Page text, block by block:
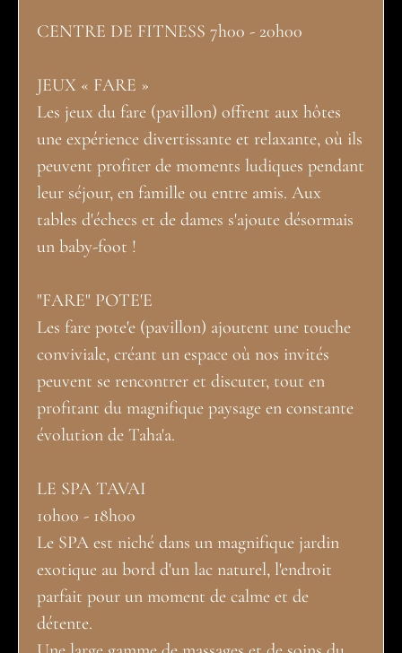
CENTRE DE FITNESS 7h00 - 20h00
JEUX « FARE »
Les jeux du fare (pavillon) offrent aux hôtes
une expérience divertissante et relaxante, où ils
peuvent profiter de moments ludiques pendant
leur séjour, en famille ou entre amis. Aux
tables d'échecs et de dames s'ajoute désormais
un baby-foot !
"FARE" POTE'E
Les fare pote'e (pavillon) ajoutent une touche
conviviale, créant un espace où nos invités
peuvent se rencontrer et discuter, tout en
profitant du magnifique paysage en constante
évolution de Taha'a.
LE SPA TAVAI
10h00 - 18h00
Le SPA est niché dans un magnifique jardin
exotique au bord d'un lac naturel, l'endroit
parfait pour un moment de calme et de
détente.